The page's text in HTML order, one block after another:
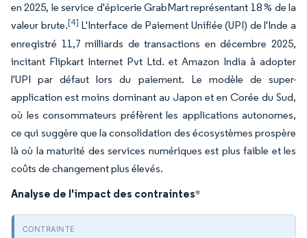
en 2025, le service d'épicerie GrabMart représentant 18 % de la
valeur brute.[4] L'Interface de Paiement Unifiée (UPI) de l'Inde a
enregistré 11,7 milliards de transactions en décembre 2025,
incitant Flipkart Internet Pvt Ltd. et Amazon India à adopter
l'UPI par défaut lors du paiement. Le modèle de super-
application est moins dominant au Japon et en Corée du Sud,
où les consommateurs préfèrent les applications autonomes,
ce qui suggère que la consolidation des écosystèmes prospère
là où la maturité des services numériques est plus faible et les
coûts de changement plus élevés.
Analyse de l'impact des contraintes*